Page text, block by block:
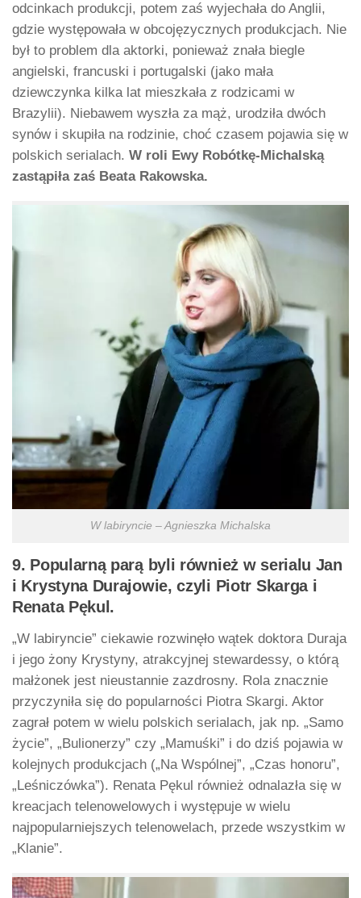
odcinkach produkcji, potem zaś wyjechała do Anglii,
gdzie występowała w obcojęzycznych produkcjach. Nie
był to problem dla aktorki, ponieważ znała biegle
angielski, francuski i portugalski (jako mała
dziewczynka kilka lat mieszkała z rodzicami w
Brazylii). Niebawem wyszła za mąż, urodziła dwóch
synów i skupiła na rodzinie, choć czasem pojawia się w
polskich serialach. W roli Ewy Robótkę-Michalską
zastąpiła zaś Beata Rakowska.
W labiryncie – Agnieszka Michalska
9. Popularną parą byli również w serialu Jan
i Krystyna Durajowie, czyli Piotr Skarga i
Renata Pękul.
„W labiryncie” ciekawie rozwinęło wątek doktora Duraja
i jego żony Krystyny, atrakcyjnej stewardessy, o którą
małżonek jest nieustannie zazdrosny. Rola znacznie
przyczyniła się do popularności Piotra Skargi. Aktor
zagrał potem w wielu polskich serialach, jak np. „Samo
życie”, „Bulionerzy” czy „Mamuśki” i do dziś pojawia w
kolejnych produkcjach („Na Wspólnej”, „Czas honoru”,
„Leśniczówka”). Renata Pękul również odnalazła się w
kreacjach telenowelowych i występuje w wielu
najpopularniejszych telenowelach, przede wszystkim w
„Klanie”.